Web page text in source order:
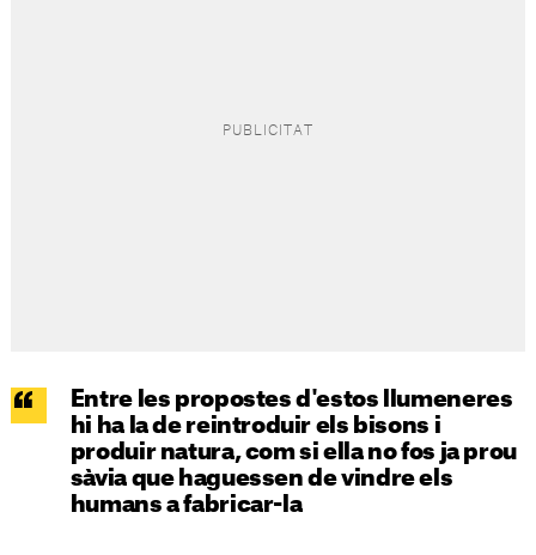
Entre les propostes d'estos llumeneres
hi ha la de reintroduir els bisons i
produir natura, com si ella no fos ja prou
sàvia que haguessen de vindre els
humans a fabricar-la